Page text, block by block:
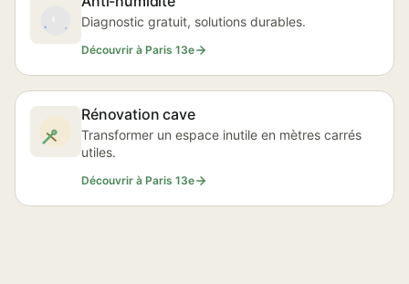
Diagnostic gratuit, solutions durables.
Découvrir à Paris 13e
Rénovation cave
Transformer un espace inutile en mètres carrés
utiles.
Découvrir à Paris 13e